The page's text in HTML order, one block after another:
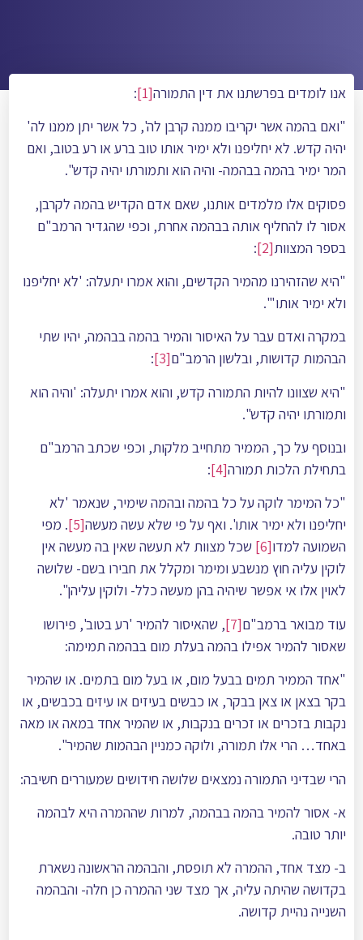
אנו לומדים בפרשתנו את דין התמורה[1]
:
"ואם בהמה אשר יקריבו ממנה קרבן לה', כל אשר יתן ממנו לה'
יהיה קֺדש. לא יחליפנו ולא ימיר אותו טוב ברע או רע בטוב, ואם
המר ימיר בהמה בבהמה- והיה הוא ותמורתו יהיה קֺדש".
פסוקים אלו מלמדים אותנו, שאם אדם הקדיש בהמה לקרבן,
אסור לו להחליף אותה בבהמה אחרת, וכפי שהגדיר הרמב"ם
בספר המצוות[2]
:
"היא שהזהירנו מהמיר הקדשים, והוא אמרו יתעלה: 'לא יחליפנו
ולא ימיר אותו'".
במקרה ואדם עבר על האיסור והמיר בהמה בבהמה, יהיו שתי
הבהמות קדושות, ובלשון הרמב"ם[3]
:
"היא שצוונו להיות התמורה קֺדש, והוא אמרו יתעלה: 'והיה הוא
ותמורתו יהיה קֺדש".
ובנוסף על כך, הממיר מתחייב מלקות, וכפי שכתב הרמב"ם
בתחילת הלכות תמורה[4]
:
"כל המימר לוקה על כל בהמה ובהמה שימיר, שנאמר 'לא
יחליפנו ולא ימיר אותו'. ואף על פי שלא עשה מעשה[5]
. מפי
השמועה למדו[6]
שכל מצוות לא תעשה שאין בה מעשה אין
לוקין עליה חוץ מנשבע ומימר ומקלל את חבירו בשם- שלושה
לאוין אלו אי אפשר שיהיה בהן מעשה כלל- ולוקין עליהן".
עוד מבואר ברמב"ם[7]
, שהאיסור להמיר 'רע בטוב', פירושו
שאסור להמיר אפילו בהמה בעלת מום בבהמה תמימה:
"אחד הממיר תמים בבעל מום, או בעל מום בתמים. או שהמיר
בקר בצאן או צאן בבקר, או כבשים בעיזים או עיזים בכבשים, או
נקבות בזכרים או זכרים בנקבות, או שהמיר אחד במאה או מאה
באחד… הרי אלו תמורה, ולוקה כמניין הבהמות שהמיר".
הרי שבדיני התמורה נמצאים שלושה חידושים שמעוררים חשיבה:
א- אסור להמיר בהמה בבהמה, למרות שההמרה היא לבהמה
יותר טובה.
ב- מצד אחד, ההמרה לא תופסת, והבהמה הראשונה נשארת
בקדושה שהיתה עליה, אך מצד שני ההמרה כן חלה- והבהמה
השנייה נהיית קדושה.